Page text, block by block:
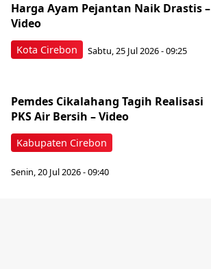
Kota Cirebon
Harga Ayam Pejantan Naik Drastis –
Video
Sabtu, 25 Jul 2026 - 09:25
Kabupaten Cirebon
Pemdes Cikalahang Tagih Realisasi
PKS Air Bersih – Video
Senin, 20 Jul 2026 - 09:40